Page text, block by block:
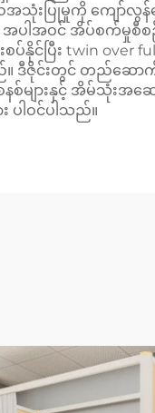
သုံးပြုမှုကို ကျော်လွန်
ါအဝင် အိပ်စက်မှုစီစဉ်
င်ပြီး twin over
ဒီဇိုင်းတွင် တည်ဆော
နစ်များနှင့် အိမ်သုံး
ပါဝင်ပါသည်။